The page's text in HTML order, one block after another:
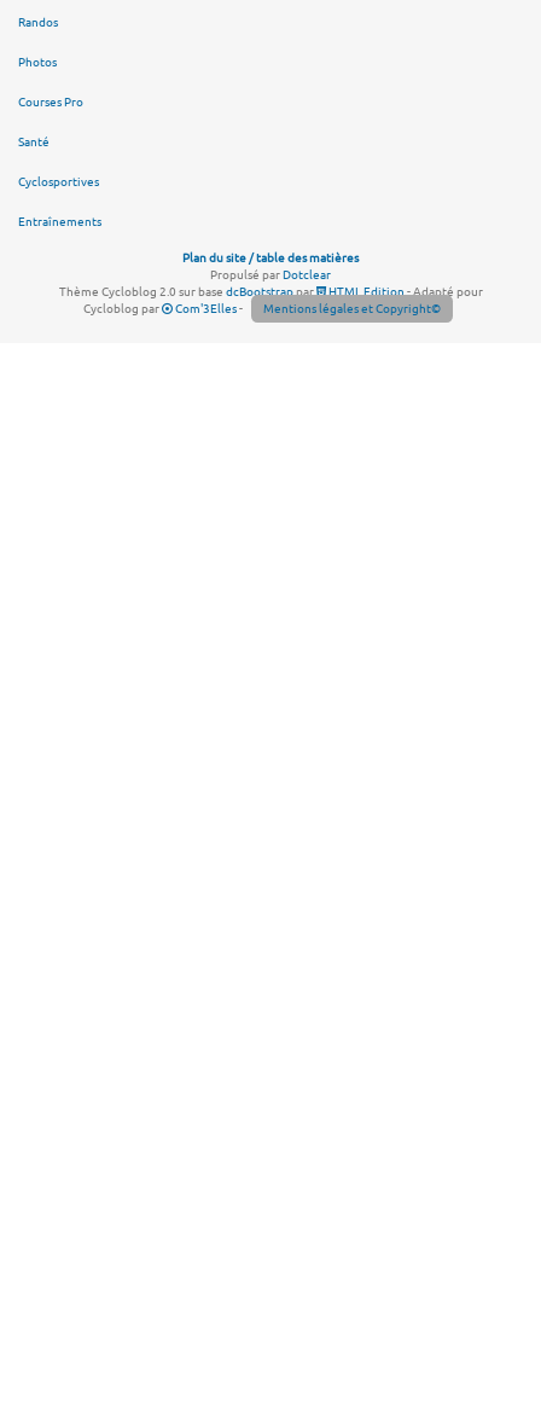
Randos
Photos
Courses Pro
Santé
Cyclosportives
Entraînements
Plan du site / table des matières
Propulsé parDotclear
Thème Cycloblog 2.0 sur base dcBootstrappar HTML Edition- Adapté pour
Cycloblog par
Com'3Elles- Mentions légales et Copyright©